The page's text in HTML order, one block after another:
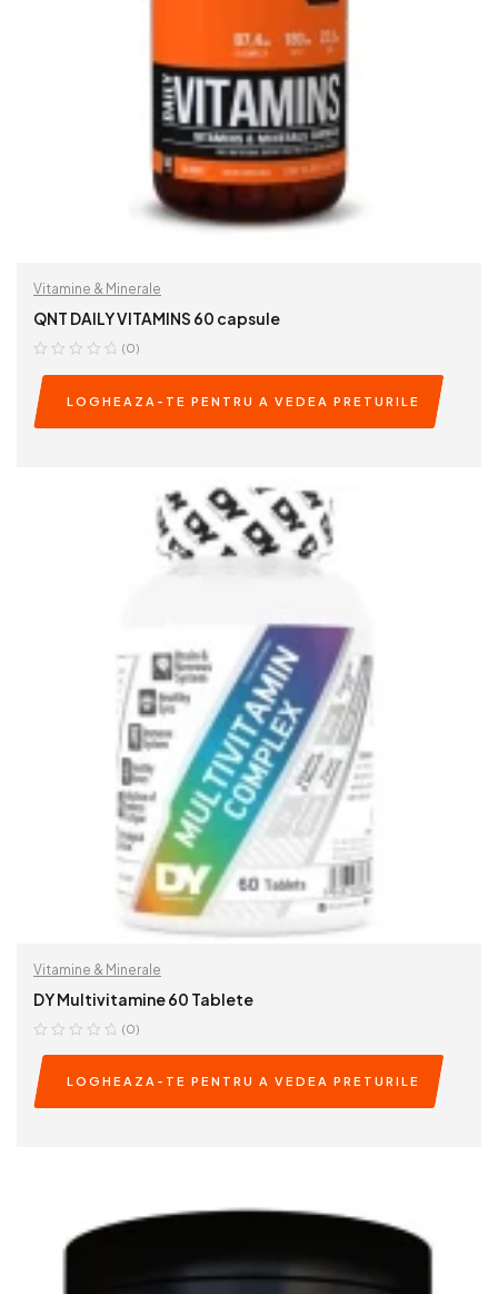
Vitamine & Minerale
QNT DAILY VITAMINS 60 capsule
(0)
LOGHEAZA-TE PENTRU A VEDEA PRETURILE
READ MORE
Vitamine & Minerale
DY Multivitamine 60 Tablete
(0)
LOGHEAZA-TE PENTRU A VEDEA PRETURILE